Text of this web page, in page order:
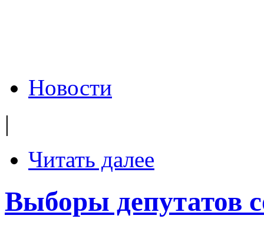
Новости
|
Читать далее
Выборы депутатов